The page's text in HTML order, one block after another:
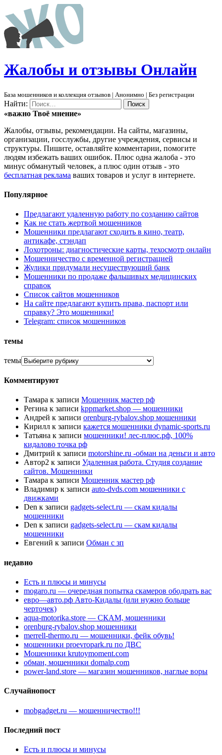
Жалобы и отзывы Онлайн
База мошенников и коллекция отзывов | Анонимно | Без регистрации
Найти:
«важно Твоё мнение»
Жалобы, отзывы, рекомендации. На сайты, магазины,
организации, госслужбы, другие учреждения, сервисы и
структуры. Пишите, оставляйте комментарии, помогите
людям избежать ваших ошибок. Плюс одна жалоба - это
минус обманутый человек, а плюс один отзыв - это
бесплатная реклама ваших товаров и услуг в интернете.
Популярное
Предлагают удаленную работу по созданию сайтов
Как не стать жертвой мошенников
Мошенники предлагают сходить в кино, театр,
антикафе, стэндап
Лохотроны: диагностические карты, техосмотр онлайн
Мошенничество с временной регистрацией
Жулики придумали несуществующий банк
Мошенники по продаже фальшивых медицинских
справок
Список сайтов мошенников
На сайте предлагают купить права, паспорт или
справку? Это мошенники!
Telegram: список мошенников
темы
темы
Комментируют
Тамара к записи Мошенник мастер рф
Регина к записи kppmarket.shop — мошенники
Андрей к записи orenburg-rybalov.shop мошенники
Кирилл к записи кажется мошенники dynamic-sports.ru
Татьяна к записи мошенники! лес-плюс.рф, 100%
кидалово точка рф
Дмитрий к записи motorshine.ru -обман на деньги и авто
Автор2 к записи Удаленная работа. Студия создание
сайтов. Мошенники
Тамара к записи Мошенник мастер рф
Владимир к записи auto-dvds.com мошенники с
движками
Den к записи gadgets-select.ru — скам кидалы
мошенники
Den к записи gadgets-select.ru — скам кидалы
мошенники
Евгений к записи Обман с зп
недавно
Есть и плюсы и минусы
mogaro.ru — очередная попытка скамеров ободрать вас
евро—авто.рф Авто-Кидалы (или нужно больше
черточек)
aqua-motorika.store — СКАМ, мошенники
orenburg-rybalov.shop мошенники
merrell-thermo.ru — мошенники, фейк обувь!
мошенники proevropark.ru по ДВС
Мошенники krutoymoment.com
обман, мошенники domalp.com
power-land.store — магазин мошенников, наглые воры
Случайнопост
mobgadget.ru — мошенничество!!!
Последний пост
Есть и плюсы и минусы